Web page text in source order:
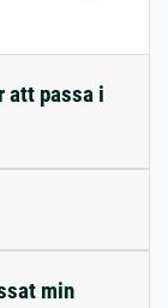
att passa i
min